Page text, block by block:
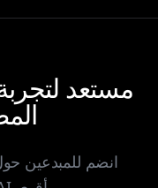
انضم للمبدعين